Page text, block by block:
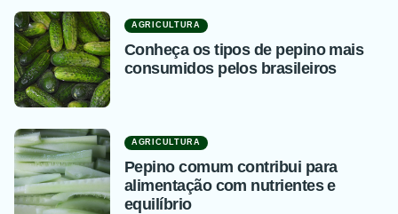
AGRICULTURA
Conheça os tipos de pepino mais
consumidos pelos brasileiros
AGRICULTURA
Pepino comum contribui para
alimentação com nutrientes e
equilíbrio